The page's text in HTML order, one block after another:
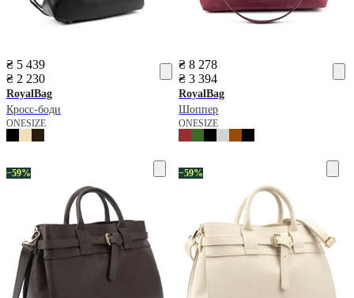
₴ 5 439
₴ 2 230
RoyalBag
Кросс-боди
ONESIZE
₴ 8 278
₴ 3 394
RoyalBag
Шоппер
ONESIZE
−59% −59%